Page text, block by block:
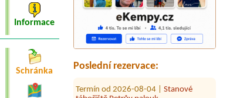
Poslední rezervace:
Termín od 2026-08-11 |Kemp Na
1 místo pro stan + 4 osoby (2+2) +
elektrická přípojka + auto1 místo u
vody, 2 dospělí, 2 děti, elektrická
3 osoby chatka s luzkovinami
Informace
Schránka